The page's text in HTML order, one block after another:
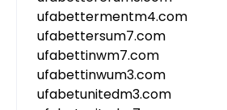
ufabettermentm4.com
ufabettersum7.com
ufabettinwm7.com
ufabettinwum3.com
ufabetunitedm3.com